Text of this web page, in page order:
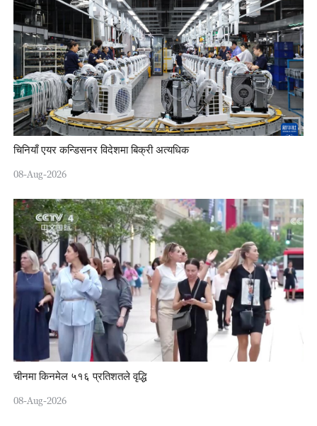
चिनियाँ एयर कन्डिसनर विदेशमा बिक्री अत्यधिक
08-Aug-2026
चीनमा किनमेल ५१६ प्रतिशतले वृद्धि
08-Aug-2026